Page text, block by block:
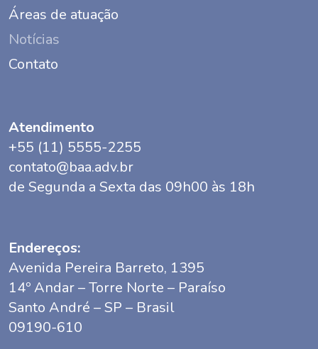
Áreas de atuação
Notícias
Contato
Atendimento
+55 (11) 5555-2255
contato@baa.adv.br
de Segunda a Sexta das 09h00 às 18h
Endereços:
Avenida Pereira Barreto, 1395
14º Andar – Torre Norte – Paraíso
Santo André – SP – Brasil
09190-610